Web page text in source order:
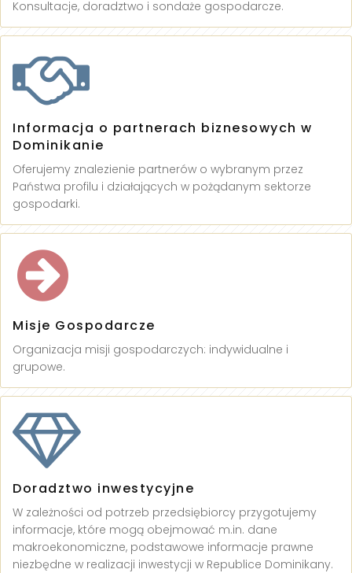
Konsultacje, doradztwo i sondaże gospodarcze.
Informacja o partnerach biznesowych w
Dominikanie
Oferujemy znalezienie partnerów o wybranym przez
Państwa profilu i działających w pożądanym sektorze
gospodarki.
Misje Gospodarcze
Organizacja misji gospodarczych: indywidualne i
grupowe.
Doradztwo inwestycyjne
W zależności od potrzeb przedsiębiorcy przygotujemy
informacje, które mogą obejmować m.in. dane
makroekonomiczne, podstawowe informacje prawne
niezbędne w realizacji inwestycji w Republice Dominikany.